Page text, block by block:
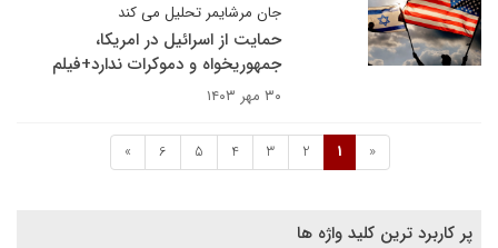
جان مرشایمر تحلیل می کند
حمایت از اسرائیل در امریکا،
جمهوریخواه و دموکرات ندارد+فیلم
۳۰ مهر ۱۴۰۳
«
1
2
3
4
5
6
»
پر کاربرد ترین کلید واژه ها